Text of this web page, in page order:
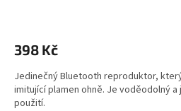
398 Kč
Jedinečný Bluetooth reproduktor,
imitující plamen ohně. Je voděodolný
použití.